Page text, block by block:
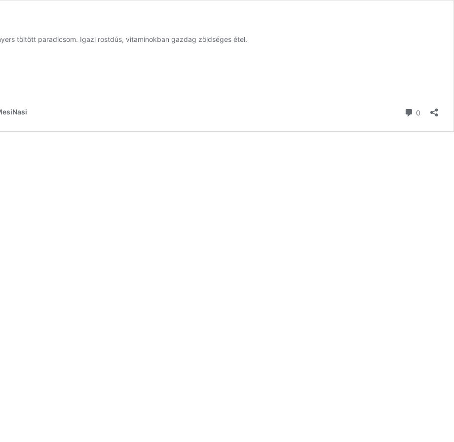
töltött paradicsom. Igazi rostdús, vitaminokban gazdag zöldséges étel.
0